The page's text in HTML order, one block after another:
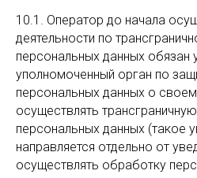
10.1. Оператор до начала
деятельности по
персональных данных обязан
уполномоченный орган по
персональных данных о
осуществлять
персональных данных (такое
направляется отдельно от
осуществлять обработку